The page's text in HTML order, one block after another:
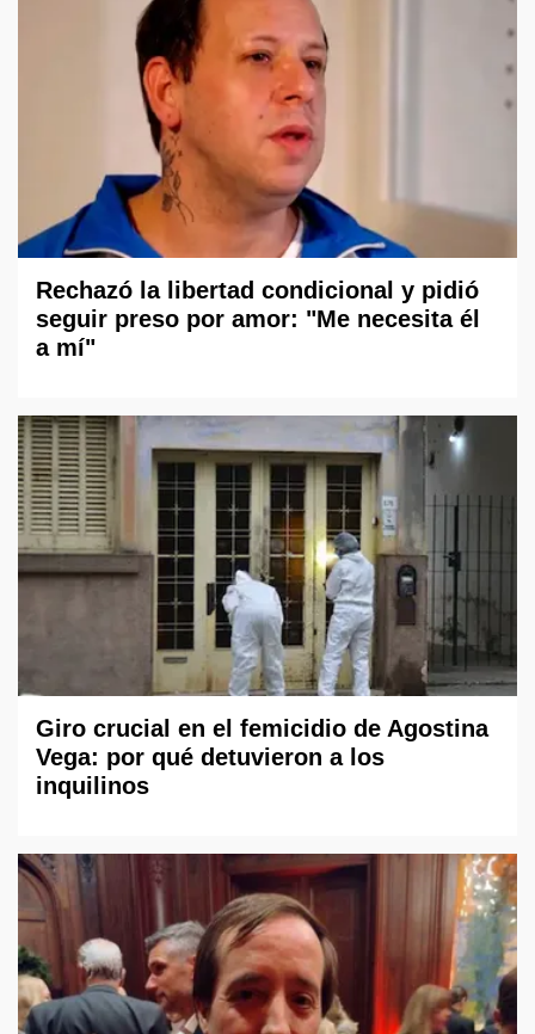
Rechazó la libertad condicional y pidió
seguir preso por amor: "Me necesita él
a mí"
Giro crucial en el femicidio de Agostina
Vega: por qué detuvieron a los
inquilinos